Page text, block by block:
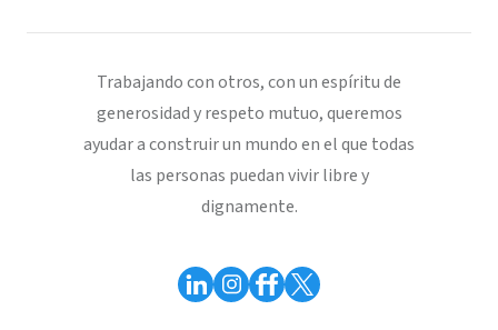
Trabajando con otros, con un espíritu de
generosidad y respeto mutuo, queremos
ayudar a construir un mundo en el que todas
las personas puedan vivir libre y
dignamente.